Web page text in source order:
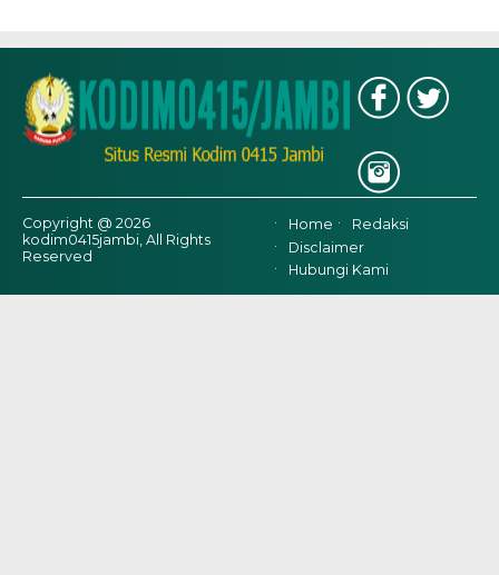
Copyright @ 2026
kodim0415jambi, All Rights
Reserved
Home
Redaksi
Disclaimer
Hubungi Kami